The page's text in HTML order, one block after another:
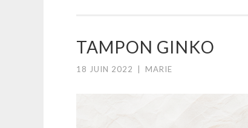
TAMPON GINKO
18 JUIN 2022 MARIE